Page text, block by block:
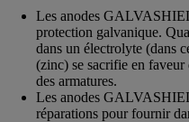
Les anodes
protection galvanique.
dans un électrolyte (dans
(zinc) se sacrifie en
des armatures.
Les anodes
réparations pour fournir